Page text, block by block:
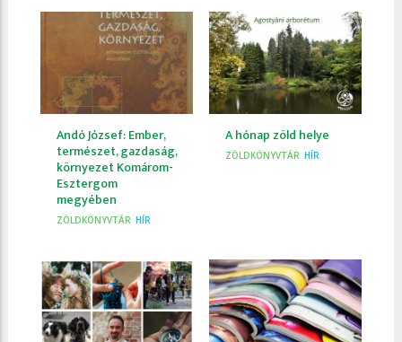
Andó József: Ember,
természet, gazdaság,
környezet Komárom-
Esztergom
megyében
ZÖLDKÖNYVTÁR HÍR
A hónap zöld helye
ZÖLDKÖNYVTÁR HÍR